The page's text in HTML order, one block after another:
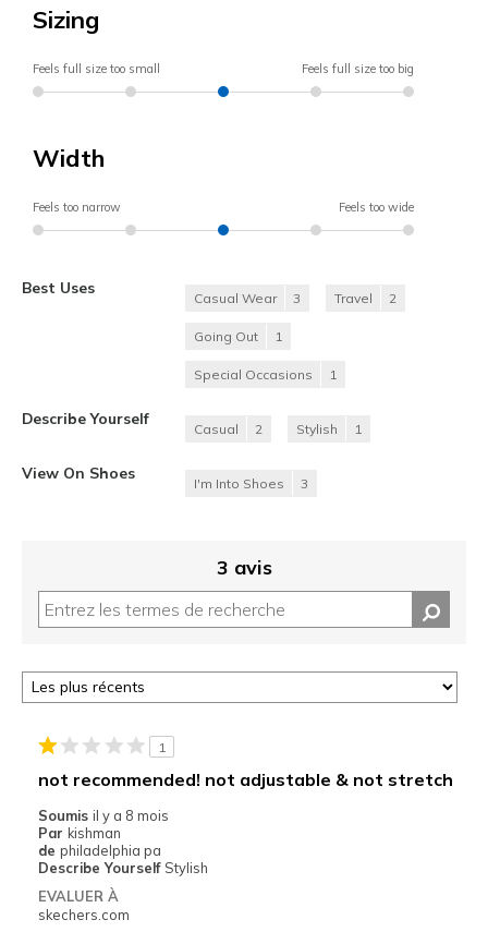
Sizing
Feels full size too small Feels full size too big
Width
Feels too narrow Feels too wide
Best Uses
Casual Wear 3 Travel 2
Going Out 1
Special Occasions 1
Describe Yourself
Casual 2 Stylish 1
View On Shoes
I'm Into Shoes 3
3 avis
1
not recommended! not adjustable & not stretch
Soumis il y a 8 mois
Par kishman
de philadelphia pa
Describe Yourself Stylish
EVALUER À
skechers.com